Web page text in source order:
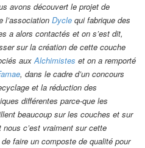
avons découvert le projet de
l’association Dycle qui fabrique des
a alors contactés et on s’est dit,
sur la création de cette couche
auxAlchimistes et on a remporté
, dans le cadre d’un concours
et la réduction des
différentes parce-que les
beaucoup sur les couches et sur
c’est vraiment sur cette
de faire un composte de qualité pour